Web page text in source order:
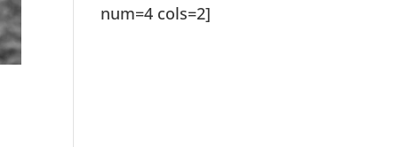
num=4 cols=2]